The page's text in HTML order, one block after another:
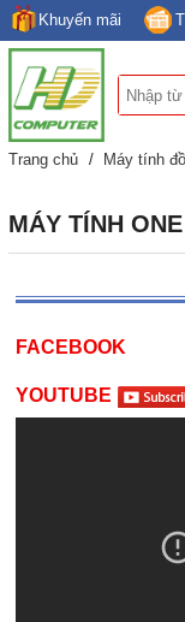
Khuyến mãi
Trang chủ / Máy tính
MÁY TÍNH
FACEBOOK
YOUTUBE